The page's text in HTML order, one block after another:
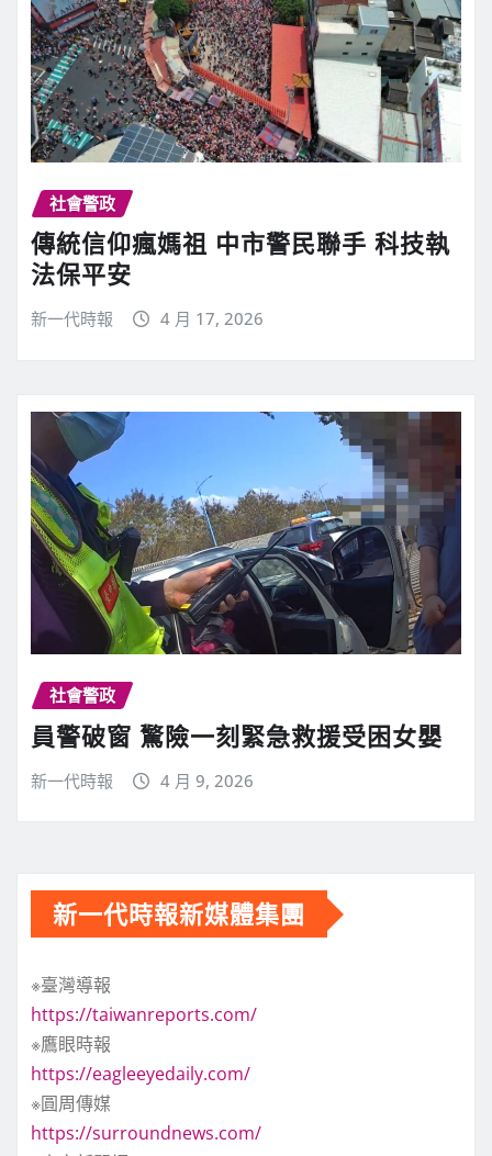
社會警政
傳統信仰瘋媽祖 中市警民聯手 科技執
法保平安
新一代時報 4 月 17, 2026
社會警政
員警破窗 驚險一刻緊急救援受困女嬰
新一代時報 4 月 9, 2026
新一代時報新媒體集團
※臺灣導報
https://taiwanreports.com/
※鷹眼時報
https://eagleeyedaily.com/
※圓周傳媒
https://surroundnews.com/